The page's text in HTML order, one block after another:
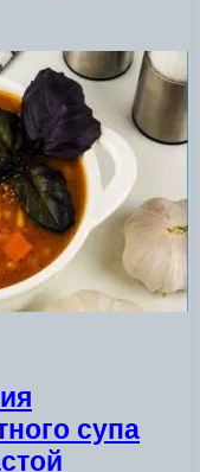
супа